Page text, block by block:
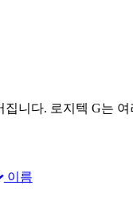
니다. 로지텍 G는
이름